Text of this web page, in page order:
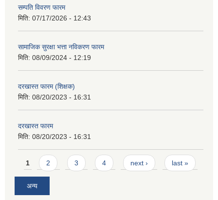
सम्पति विवरण फारम
मिति: 07/17/2026 - 12:43
सामाजिक सुरक्षा भत्ता नविकरण फारम
मिति: 08/09/2024 - 12:19
दरखास्त फारम (शिक्षक)
मिति: 08/20/2023 - 16:31
दरखास्त फारम
मिति: 08/20/2023 - 16:31
Pages
1 2 3 4 next › last »
अन्य